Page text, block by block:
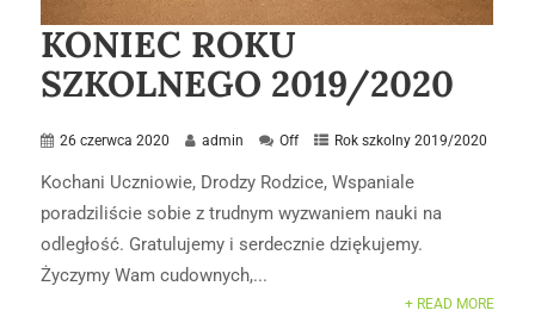
KONIEC ROKU
SZKOLNEGO 2019/2020
26 czerwca 2020 admin Off Rok szkolny 2019/2020
Kochani Uczniowie, Drodzy Rodzice, Wspaniale
poradziliście sobie z trudnym wyzwaniem nauki na
odległość. Gratulujemy i serdecznie dziękujemy.
Życzymy Wam cudownych,...
+ READ MORE